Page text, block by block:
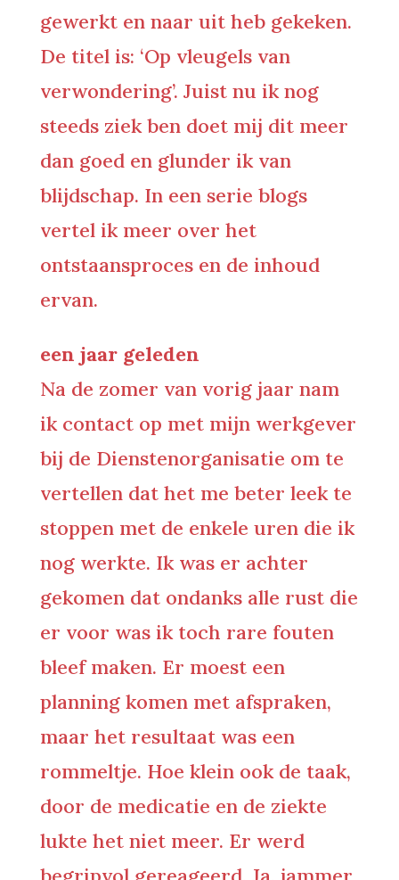
gewerkt en naar uit heb gekeken.
De titel is: ‘Op vleugels van
verwondering’. Juist nu ik nog
steeds ziek ben doet mij dit meer
dan goed en glunder ik van
blijdschap. In een serie blogs
vertel ik meer over het
ontstaansproces en de inhoud
ervan.
een jaar geleden
Na de zomer van vorig jaar nam
ik contact op met mijn werkgever
bij de Dienstenorganisatie om te
vertellen dat het me beter leek te
stoppen met de enkele uren die ik
nog werkte. Ik was er achter
gekomen dat ondanks alle rust die
er voor was ik toch rare fouten
bleef maken. Er moest een
planning komen met afspraken,
maar het resultaat was een
rommeltje. Hoe klein ook de taak,
door de medicatie en de ziekte
lukte het niet meer. Er werd